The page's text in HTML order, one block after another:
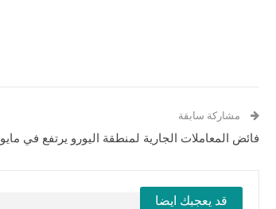
مشاركة سابقة
فائض المعاملات الجارية لمنطقة اليورو يرتفع في مايو
قد يعجبك ايضا